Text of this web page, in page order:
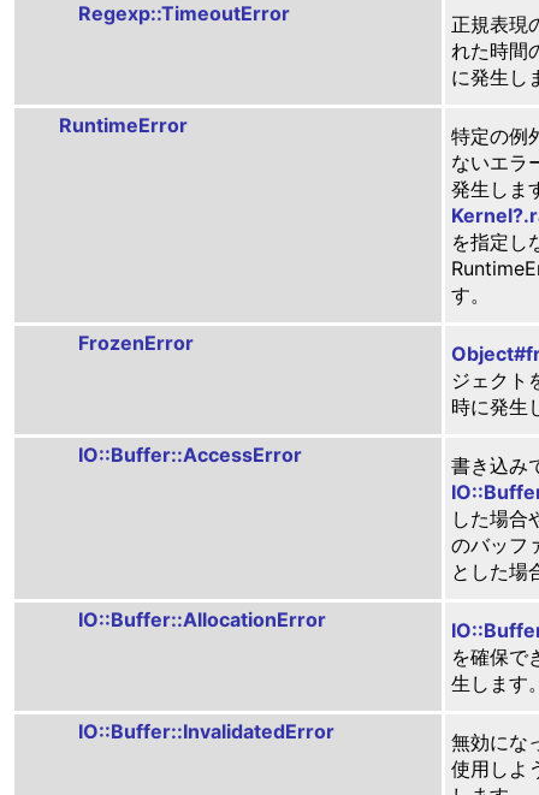
Regexp::TimeoutError
正規表現
れた時間
に発生し
RuntimeError
特定の例
ないエラ
発生しま
を指定し
す。
FrozenError
ジェクト
時に発生
IO::Buffer::AccessError
書き込み
した場合
のバッフ
とした場
IO::Buffer::AllocationError
を確保で
生します
IO::Buffer::InvalidatedError
無効にな
使用しよ